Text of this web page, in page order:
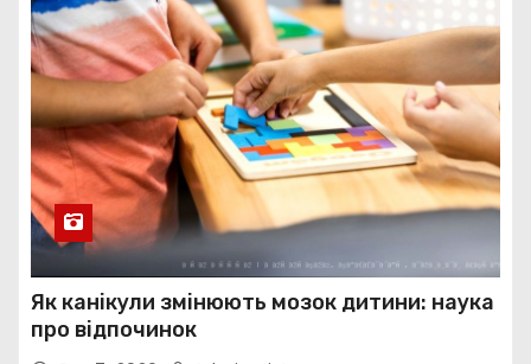
Як канікули змінюють мозок дитини: наука
про відпочинок